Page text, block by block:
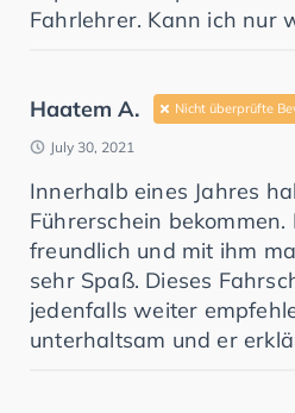
Fahrlehrer. Kann ich nur
Haatem A. Nicht überprüfte
July 30, 2021
Innerhalb eines Jahres
Führerschein
freundlich und mit ihm
sehr Spaß. Dieses
jedenfalls weiter
unterhaltsam und er